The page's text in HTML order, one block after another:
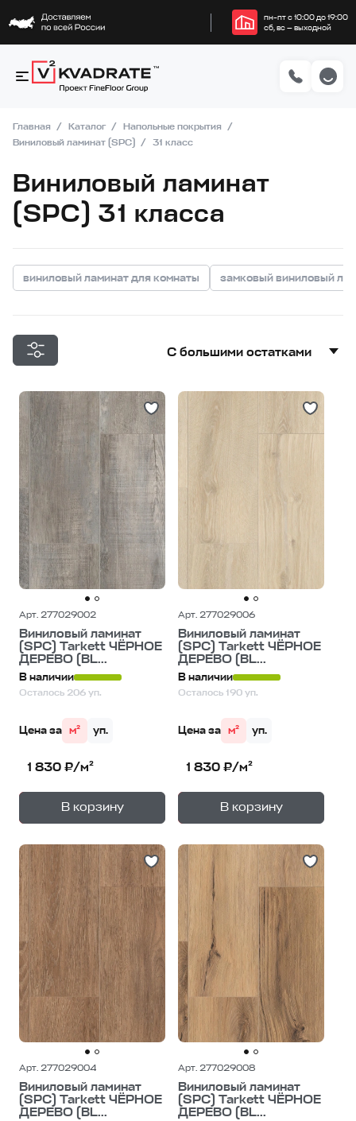
пн–пт с 10:00 до 19:00
сб, вс — выходной
Главная Каталог
Напольные покрытия
Виниловый ламинат (SPC)
31 класс
Виниловый ламинат
(SPC) 31 класса
виниловый ламинат для комнаты замковый виниловый
С большими остатками
Дороже
Арт. 277029002
Виниловый ламинат
(SPC) Tarkett ЧЁРНОЕ
ДЕРЕВО (BL...
В наличии
Осталось 206 уп.
Цена за м² уп.
1 830 ₽/м²
В корзину
— 1уп.
Арт. 277029006
Виниловый ламинат
(SPC) Tarkett ЧЁРНОЕ
ДЕРЕВО (BL...
В наличии
Осталось 190 уп.
Цена за м² уп.
1 830 ₽/м²
В корзину
— 1уп.
Арт. 277029004
Виниловый ламинат
(SPC) Tarkett ЧЁРНОЕ
ДЕРЕВО (BL...
Арт. 277029008
Виниловый ламинат
(SPC) Tarkett ЧЁРНОЕ
ДЕРЕВО (BL...